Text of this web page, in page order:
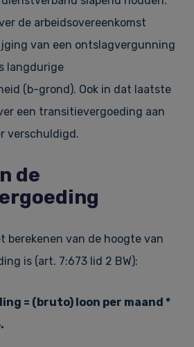
de arbeidsovereenkomst
van een ontslagvergunning
langdurige
(b-grond). Ook in dat laatste
een transitievergoeding aan
verschuldigd.
de
berekenen van de hoogte van
is (art. 7:673 lid 2 BW):
= (bruto) loon per maand *